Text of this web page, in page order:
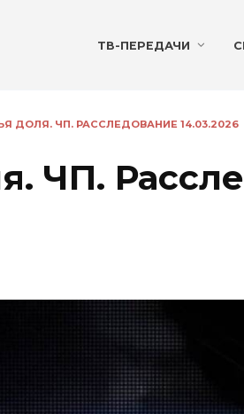
ТВ-ПЕРЕДАЧИ
ДОЛЯ. ЧП. РАССЛЕДОВАНИЕ 14.03.2026
ЧП.